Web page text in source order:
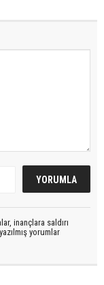
inançlara saldırı
yorumlar